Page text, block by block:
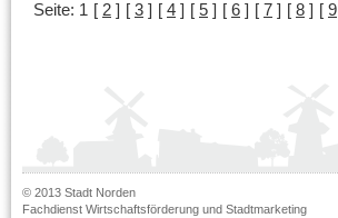
Seite: 1 [ 2 ] [ 3 ] [ 4 ] [ 5 ] [ 6 ] [ 7 ] [ 8 ] [ 9
© 2013 Stadt Norden
Fachdienst Wirtschaftsförderung und Stadtmarketing